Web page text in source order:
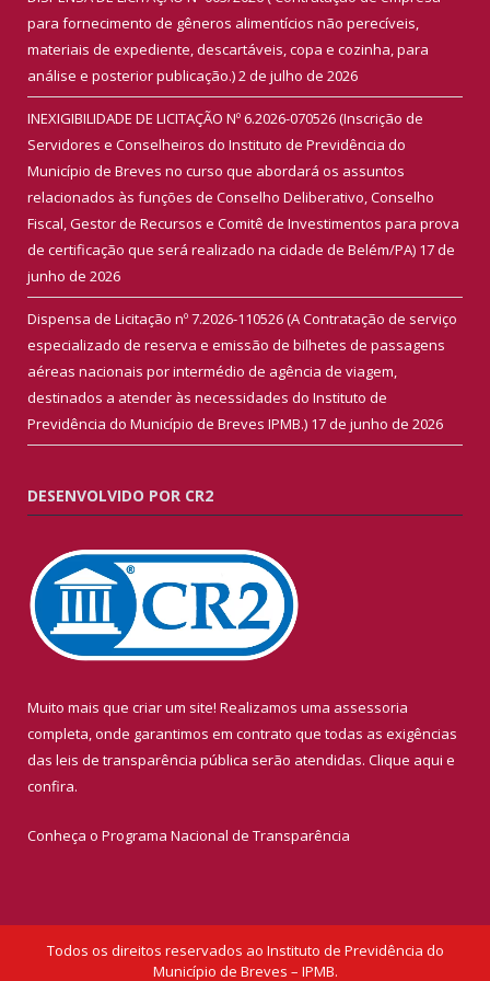
para fornecimento de gêneros alimentícios não perecíveis,
materiais de expediente, descartáveis, copa e cozinha, para
análise e posterior publicação.)2 de julho de 2026
INEXIGIBILIDADE DE LICITAÇÃO Nº 6.2026-070526 (Inscrição de
Servidores e Conselheiros do Instituto de Previdência do
Município de Breves no curso que abordará os assuntos
relacionados às funções de Conselho Deliberativo, Conselho
Fiscal, Gestor de Recursos e Comitê de Investimentos para prova
de certificação que será realizado na cidade de Belém/PA) 17 de
junho de 2026
Dispensa de Licitação nº 7.2026-110526 (A Contratação de serviço
especializado de reserva e emissão de bilhetes de passagens
aéreas nacionais por intermédio de agência de viagem,
destinados a atender às necessidades do Instituto de
Previdência do Município de Breves IPMB.) 17 de junho de 2026
DESENVOLVIDO POR CR2
Muito mais que criar um site! Realizamos uma assessoria
completa, onde garantimos em contrato que todas as exigências
das leis de transparência pública serão atendidas. Clique aqui e
confira.
Conheça o Programa Nacional de Transparência
Todos os direitos reservados ao Instituto de Previdência do
Município de Breves – IPMB.